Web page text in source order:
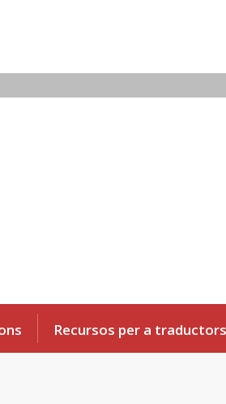
Recursos per a traductors